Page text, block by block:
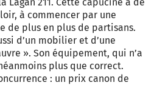
à commencer par une
de plus en plus de partisans.
d’un mobilier et d’une
». Son équipement, qui n’a
plus que correct.
: un prix canon de